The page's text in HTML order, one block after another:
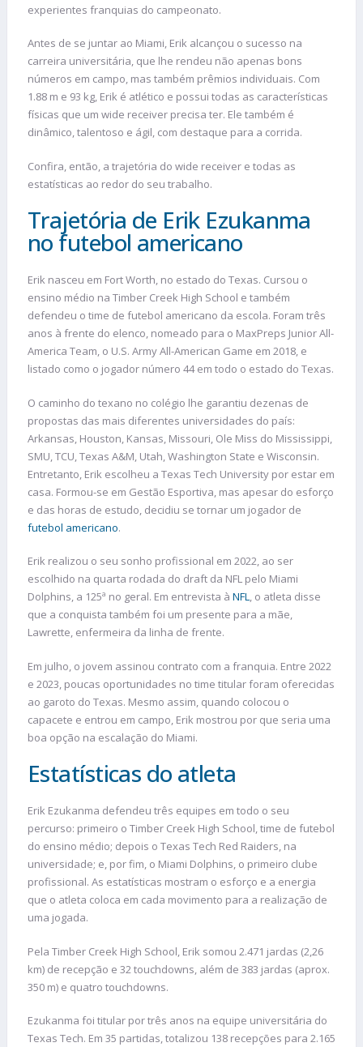
experientes franquias do campeonato.
Antes de se juntar ao Miami, Erik alcançou o sucesso na
carreira universitária, que lhe rendeu não apenas bons
números em campo, mas também prêmios individuais. Com
1.88 m e 93 kg, Erik é atlético e possui todas as características
físicas que um wide receiver precisa ter. Ele também é
dinâmico, talentoso e ágil, com destaque para a corrida.
Confira, então, a trajetória do wide receiver e todas as
estatísticas ao redor do seu trabalho.
Trajetória de Erik Ezukanma
no futebol americano
Erik nasceu em Fort Worth, no estado do Texas. Cursou o
ensino médio na Timber Creek High School e também
defendeu o time de futebol americano da escola. Foram três
anos à frente do elenco, nomeado para o MaxPreps Junior All-
America Team, o U.S. Army All-American Game em 2018, e
listado como o jogador número 44 em todo o estado do Texas.
O caminho do texano no colégio lhe garantiu dezenas de
propostas das mais diferentes universidades do país:
Arkansas, Houston, Kansas, Missouri, Ole Miss do Mississippi,
SMU, TCU, Texas A&M, Utah, Washington State e Wisconsin.
Entretanto, Erik escolheu a Texas Tech University por estar em
casa. Formou-se em Gestão Esportiva, mas apesar do esforço
e das horas de estudo, decidiu se tornar um jogador de
futebol americano.
Erik realizou o seu sonho profissional em 2022, ao ser
escolhido na quarta rodada do draft da NFL pelo Miami
Dolphins, a 125ª no geral. Em entrevista à NFL, o atleta disse
que a conquista também foi um presente para a mãe,
Lawrette, enfermeira da linha de frente.
Em julho, o jovem assinou contrato com a franquia. Entre 2022
e 2023, poucas oportunidades no time titular foram oferecidas
ao garoto do Texas. Mesmo assim, quando colocou o
capacete e entrou em campo, Erik mostrou por que seria uma
boa opção na escalação do Miami.
Estatísticas do atleta
Erik Ezukanma defendeu três equipes em todo o seu
percurso: primeiro o Timber Creek High School, time de futebol
do ensino médio; depois o Texas Tech Red Raiders, na
universidade; e, por fim, o Miami Dolphins, o primeiro clube
profissional. As estatísticas mostram o esforço e a energia
que o atleta coloca em cada movimento para a realização de
uma jogada.
Pela Timber Creek High School, Erik somou 2.471 jardas (2,26
km) de recepção e 32 touchdowns, além de 383 jardas (aprox.
350 m) e quatro touchdowns.
Ezukanma foi titular por três anos na equipe universitária do
Texas Tech. Em 35 partidas, totalizou 138 recepções para 2.165